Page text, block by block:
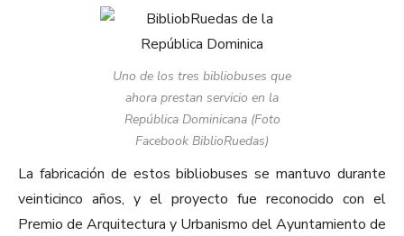
Uno de los tres bibliobuses que
ahora prestan servicio en la
República Dominicana (Foto
Facebook BiblioRuedas)
La fabricación de estos bibliobuses se mantuvo durante
veinticinco años, y el proyecto fue reconocido con el
Premio de Arquitectura y Urbanismo del Ayuntamiento de